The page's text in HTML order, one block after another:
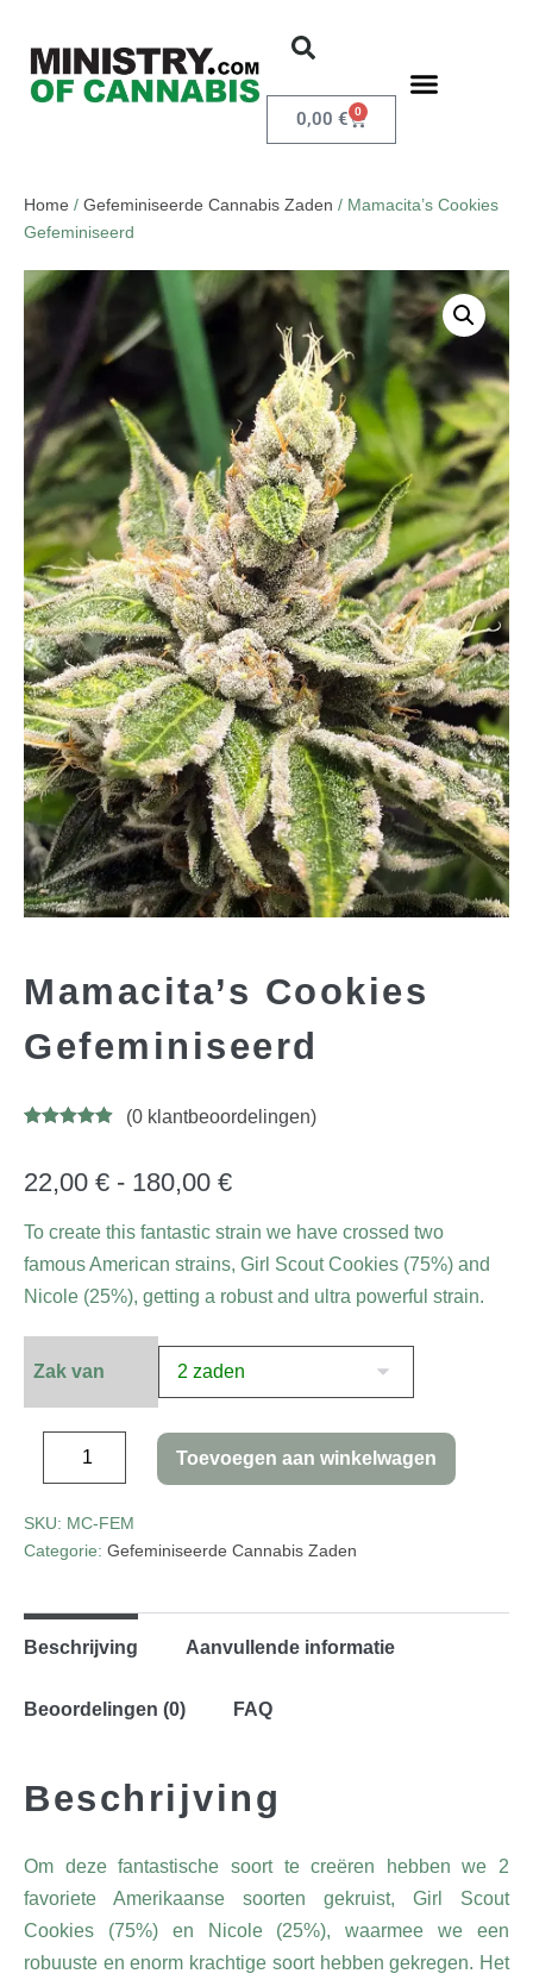
0,00 € 0
Home / Gefeminiseerde Cannabis Zaden / Mamacita’s Cookies
Gefeminiseerd
Mamacita’s Cookies
Gefeminiseerd
gebaseerd
opklant
n
(0klantbeoordelingen)
22,00 € - 180,00 €
To create this fantastic strain we have crossed two
famous American strains, Girl Scout Cookies (75%) and
Nicole (25%), getting a robust and ultra powerful strain.
Zak van
Toevoegen aan winkelwagen
SKU: MC-FEM
Categorie: Gefeminiseerde Cannabis Zaden
Beschrijving Aanvullende informatie
Beoordelingen (0) FAQ
Beschrijving
Om deze fantastische soort te creëren hebben we 2
favoriete Amerikaanse soorten gekruist, Girl Scout
Cookies (75%) en Nicole (25%), waarmee we een
robuuste en enorm krachtige soort hebben gekregen. Het